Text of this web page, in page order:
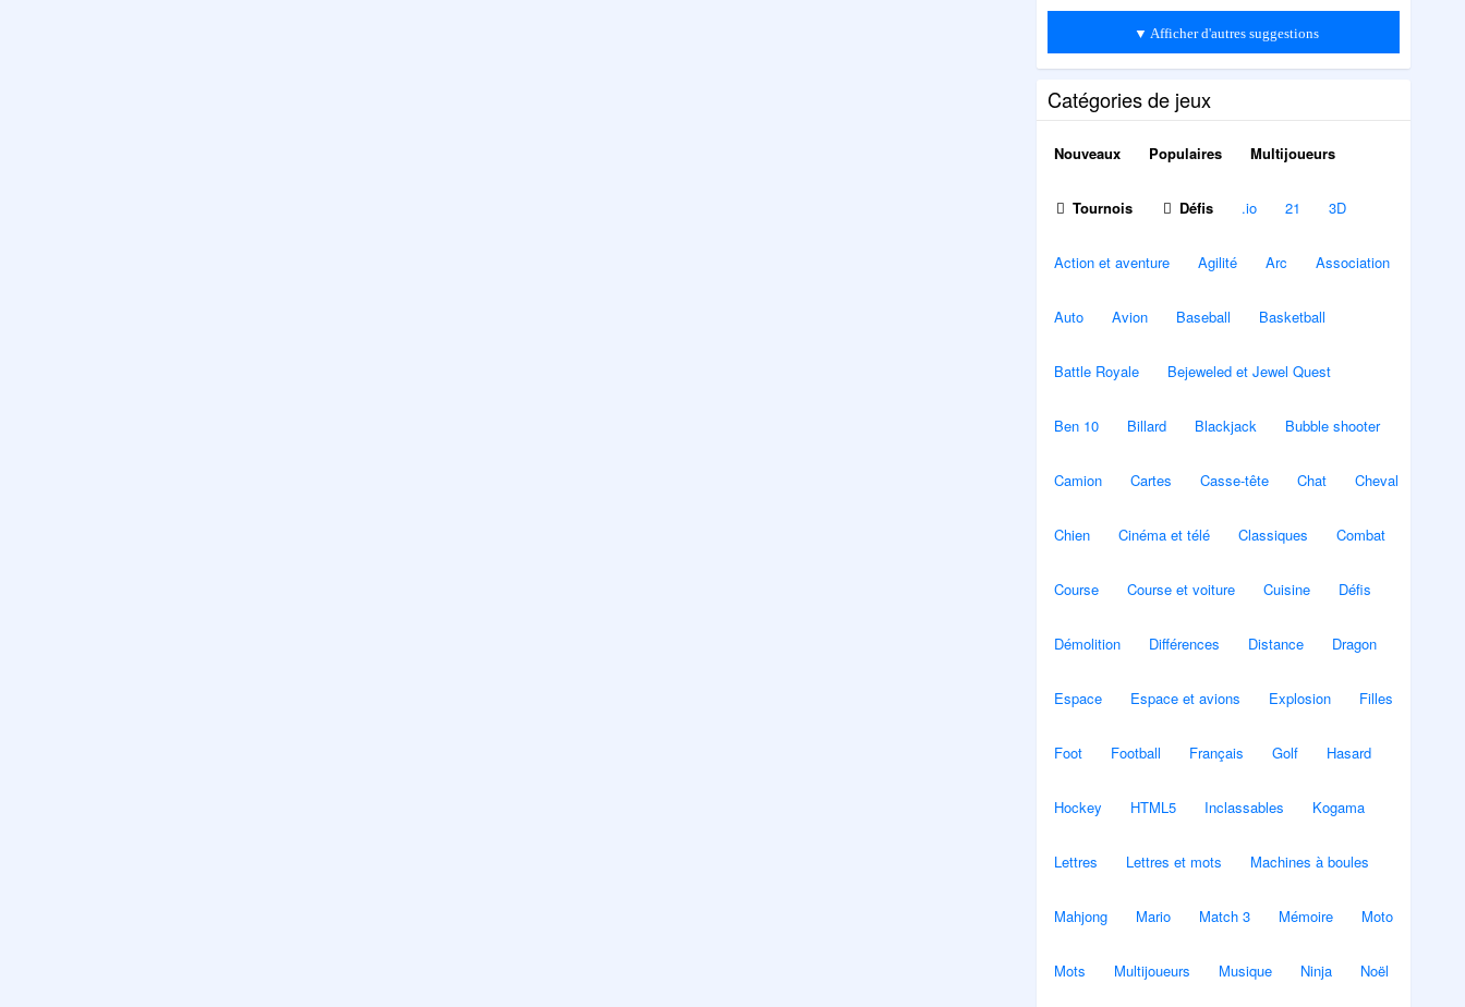
▼ Afficher d'autres suggestions
Catégories de jeux
Nouveaux Populaires Multijoueurs
Tournois Défis .io 21 3D
Action et aventure Agilité Arc Association
Auto Avion Baseball Basketball
Battle Royale Bejeweled et Jewel Quest
Ben 10 Billard Blackjack Bubble shooter
Camion Cartes Casse-tête Chat Cheval
Chien Cinéma et télé Classiques Combat
Course Course et voiture Cuisine Défis
Démolition Différences Distance Dragon
Espace Espace et avions Explosion Filles
Foot Football Français Golf Hasard
Hockey HTML5 Inclassables Kogama
Lettres Lettres et mots Machines à boules
Mahjong Mario Match 3 Mémoire Moto
Mots Multijoueurs Musique Ninja Noël